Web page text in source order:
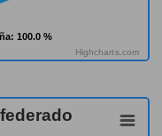
: 100.0 %
: 100.0 %
Highcharts.com